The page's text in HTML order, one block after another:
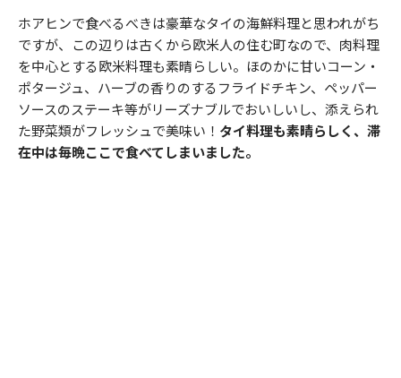
ホアヒンで食べるべきは豪華なタイの海鮮料理と思われがち
ですが、この辺りは古くから欧米人の住む町なので、肉料理
を中心とする欧米料理も素晴らしい。ほのかに甘いコーン・
ポタージュ、ハーブの香りのするフライドチキン、ペッパー
ソースのステーキ等がリーズナブルでおいしいし、添えられ
た野菜類がフレッシュで美味い！ タイ料理も素晴らしく、滞
在中は毎晩ここで食べてしまいました。